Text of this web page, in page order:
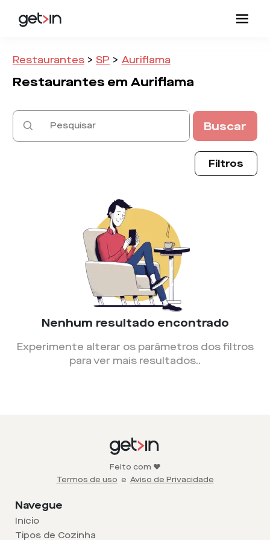
Restaurantes > SP > Auriflama
Restaurantes emAuriflama
Buscar
Filtros
Nenhum resultado encontrado
Experimente alterar os parâmetros dos filtros
para ver mais resultados..
Feito com ❤️
Termos de uso e Aviso de Privacidade
Navegue
Início
Tipos de Cozinha